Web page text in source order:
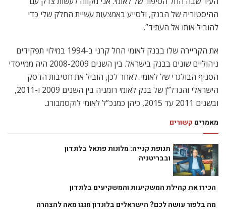
ההיסטוריה של הבנק, ולסייע באמצעות עשיית החלק שלי כדי
להוביל אותו אל העתיד”.
את הקריירה שלו בבנק לאומי החל קרני ב-1994 במילוי תפקידים
ניהוליים שונים בבנק בישראל. בין השנים 2008-2009 היה ממייסדי
הסניף הבולגרי של לאומי. לאחר לכן, הוביל את חטיבות הדסק
הישראלי והנדל”ן של בנק לאומי רומניה בין השנים 2009 ו-2011,
ובשנים 2011 עד 2015, כיהן כמנכ”ל לאומי לוקסמבורג.
מאמרים קשורים
תנופת קנייה: מלונות פתאל בלונדון
ובבריטניה
הכירו את קהילת המשקיעות והמשקיעים בלונדון
מה בלפור עושה לכם? הישראלים בלונדון חגגו מאה להצהרה